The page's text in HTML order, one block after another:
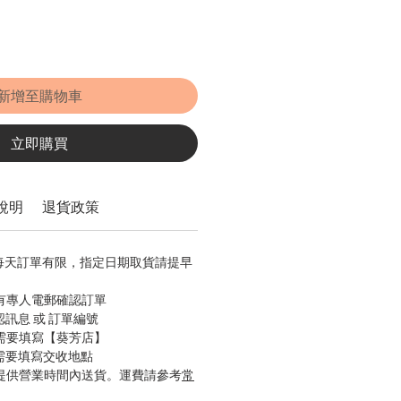
增至購物車
立即購買
明 退貨政策
天訂單有限，指定日期取貨請提早
專人電郵確認訂單
訊息 或 訂單編號
填寫【葵芳店】
要填寫交收地點
供營業時間內送貨。運費請參考常